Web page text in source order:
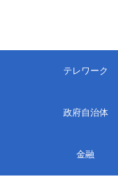
テレワーク
政府自治体
金融